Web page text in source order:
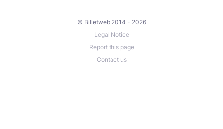
© Billetweb 2014 - 2026
Legal Notice
Report this page
Contact us